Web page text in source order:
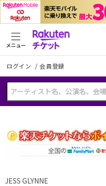
ログイン /会員登録
メニュー
JESS GLYNNE